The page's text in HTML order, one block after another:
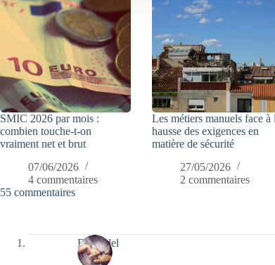
SMIC 2026 par mois :
combien touche-t-on
vraiment net et brut
07/06/2026
4 commentaires
Les métiers manuels face à
hausse des exigences en
matière de sécurité
27/05/2026
2 commentaires
55 commentaires
BlueEdel